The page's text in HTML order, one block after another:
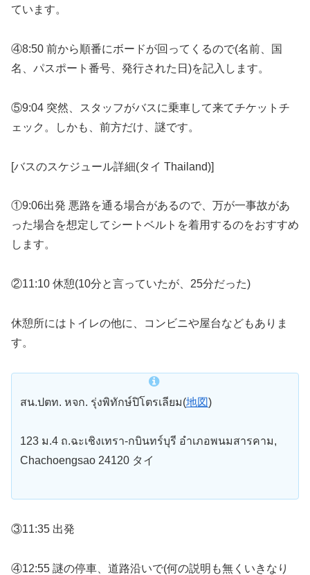
ています。
④8:50 前から順番にボードが回ってくるので(名前、国
名、パスポート番号、発行された日)を記入します。
⑤9:04 突然、スタッフがバスに乗車して来てチケットチ
ェック。しかも、前方だけ、謎です。
[バスのスケジュール詳細(タイ Thailand)]
①9:06出発 悪路を通る場合があるので、万が一事故があ
った場合を想定してシートベルトを着用するのをおすすめ
します。
②11:10 休憩(10分と言っていたが、25分だった)
休憩所にはトイレの他に、コンビニや屋台などもありま
す。
สน.ปตท. หจก. รุ่งพิทักษ์ปิโตรเลียม(地図)
123 ม.4 ถ.ฉะเชิงเทรา-กบินทร์บุรี อำเภอพนมสารคาม,
Chachoengsao 24120 タイ
③11:35 出発
④12:55 謎の停車、道路沿いで(何の説明も無くいきなり